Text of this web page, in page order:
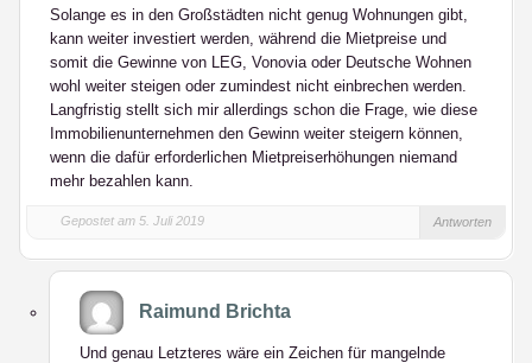
Solange es in den Großstädten nicht genug Wohnungen gibt,
kann weiter investiert werden, während die Mietpreise und
somit die Gewinne von LEG, Vonovia oder Deutsche Wohnen
wohl weiter steigen oder zumindest nicht einbrechen werden.
Langfristig stellt sich mir allerdings schon die Frage, wie diese
Immobilienunternehmen den Gewinn weiter steigern können,
wenn die dafür erforderlichen Mietpreiserhöhungen niemand
mehr bezahlen kann.
Gepostet am 5. Juli 2019 Antworten
Raimund Brichta
Und genau Letzteres wäre ein Zeichen für mangelnde